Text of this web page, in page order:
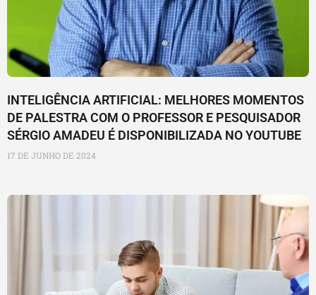
INTELIGÊNCIA ARTIFICIAL: MELHORES MOMENTOS
DE PALESTRA COM O PROFESSOR E PESQUISADOR
SÉRGIO AMADEU É DISPONIBILIZADA NO YOUTUBE
17 DE JUNHO DE 2024